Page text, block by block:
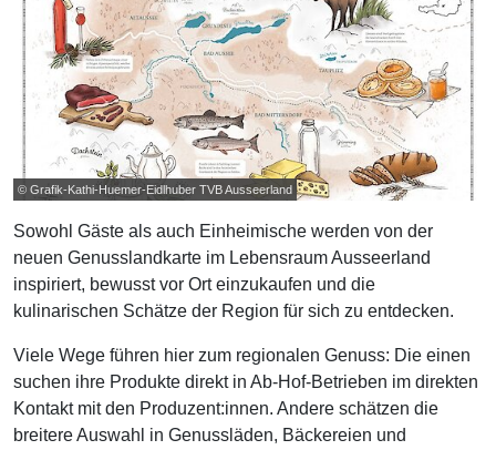
© Grafik-Kathi-Huemer-Eidlhuber TVB Ausseerland
Sowohl Gäste als auch Einheimische werden von der
neuen Genusslandkarte im Lebensraum Ausseerland
inspiriert, bewusst vor Ort einzukaufen und die
kulinarischen Schätze der Region für sich zu entdecken.
Viele Wege führen hier zum regionalen Genuss: Die einen
suchen ihre Produkte direkt in Ab-Hof-Betrieben im direkten
Kontakt mit den Produzent:innen. Andere schätzen die
breitere Auswahl in Genussläden, Bäckereien und